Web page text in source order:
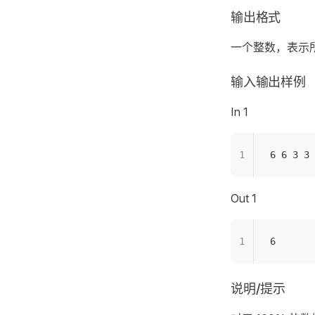
输出格式
一个整数，表示
输入输出样例
In 1
6 6 3 3
Out 1
6
说明/提示